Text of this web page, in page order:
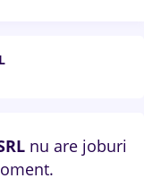
nu are joburi